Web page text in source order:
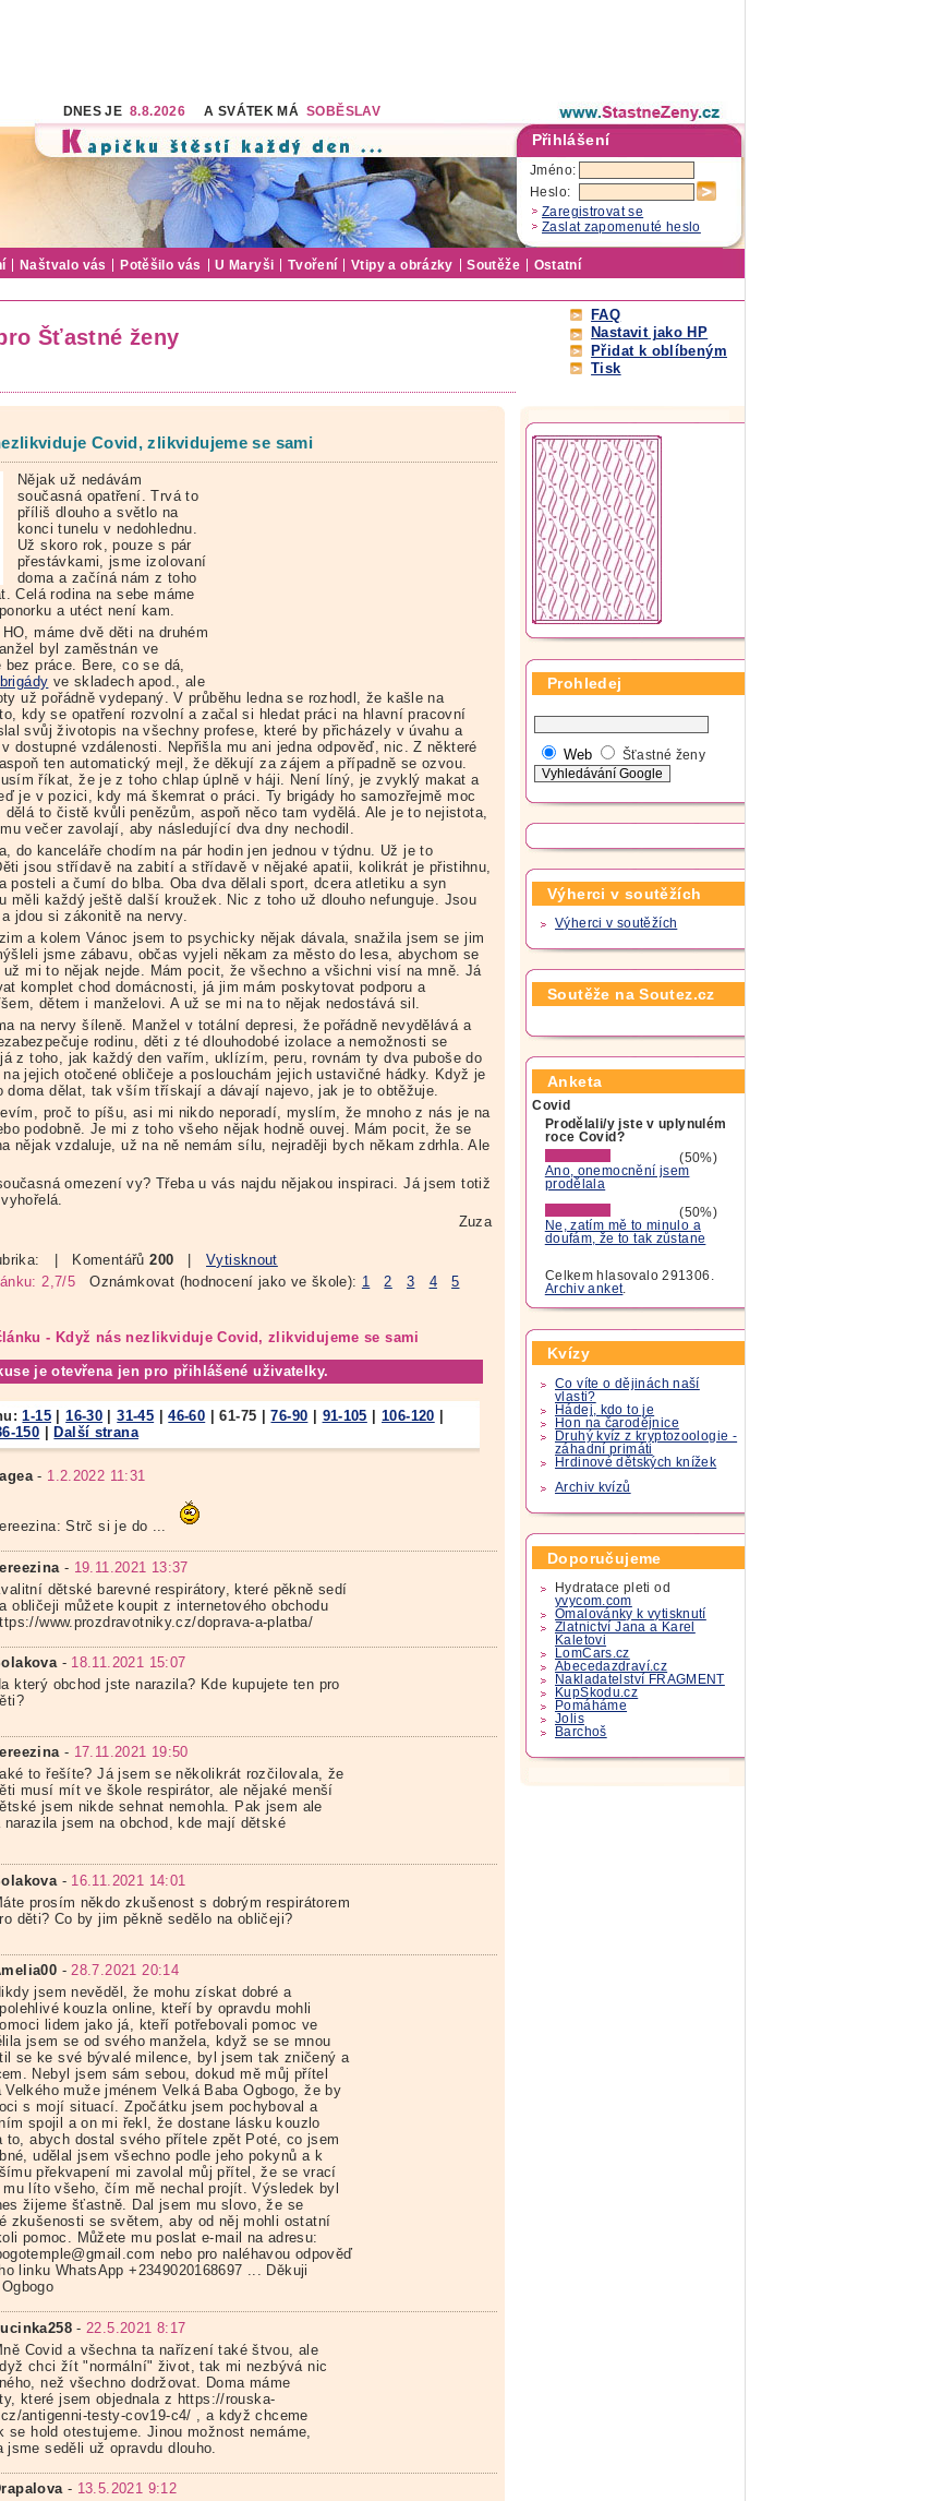
DNES JE 8.8.2026 A SVÁTEK MÁ SOBĚSLAV
Přihlášení
Jméno:
Heslo:
Zaregistrovat se
Zaslat zapomenuté heslo
Naštvalo vás Potěšilo vás U Maryši Tvoření Vtipy a obrázky Soutěže Ostatní
Šťastné ženy
FAQ
Nastavit jako HP
Přidat k oblíbeným
Tisk
Covid, zlikvidujeme se sami
Nějak už nedávám
současná opatření. Trvá to
příliš dlouho a světlo na
konci tunelu v nedohlednu.
Už skoro rok, pouze s pár
přestávkami, jsme izolovaní
doma a začíná nám z toho
Celá rodina na sebe máme
a utéct není kam.
máme dvě děti na druhém
byl zaměstnán ve
práce. Bere, co se dá,
brigády ve skladech apod., ale
už pořádně vydepaný. V průběhu ledna se rozhodl, že kašle na
kdy se opatření rozvolní a začal si hledat práci na hlavní pracovní
svůj životopis na všechny profese, které by přicházely v úvahu a
dostupné vzdálenosti. Nepřišla mu ani jedna odpověď, nic. Z některé
ten automatický mejl, že děkují za zájem a případně se ozvou.
říkat, že je z toho chlap úplně v háji. Není líný, je zvyklý makat a
je v pozici, kdy má škemrat o práci. Ty brigády ho samozřejmě moc
dělá to čistě kvůli penězům, aspoň něco tam vydělá. Ale je to nejistota,
večer zavolají, aby následující dva dny nechodil.
do kanceláře chodím na pár hodin jen jednou v týdnu. Už je to
jsou střídavě na zabití a střídavě v nějaké apatii, kolikrát je přistihnu,
posteli a čumí do blba. Oba dva dělali sport, dcera atletiku a syn
měli každý ještě další kroužek. Nic z toho už dlouho nefunguje. Jsou
jdou si zákonitě na nervy.
a kolem Vánoc jsem to psychicky nějak dávala, snažila jsem se jim
jsme zábavu, občas vyjeli někam za město do lesa, abychom se
mi to nějak nejde. Mám pocit, že všechno a všichni visí na mně. Já
komplet chod domácnosti, já jim mám poskytovat podporu a
dětem i manželovi. A už se mi na to nějak nedostává sil.
na nervy šíleně. Manžel v totální depresi, že pořádně nevydělává a
rodinu, děti z té dlouhodobé izolace a nemožnosti se
z toho, jak každý den vařím, uklízím, peru, rovnám ty dva puboše do
na jejich otočené obličeje a poslouchám jejich ustavičné hádky. Když je
doma dělat, tak vším třískají a dávají najevo, jak je to obtěžuje.
proč to píšu, asi mi nikdo neporadí, myslím, že mnoho z nás je na
podobně. Je mi z toho všeho nějak hodně ouvej. Mám pocit, že se
nějak vzdaluje, už na ně nemám sílu, nejraději bych někam zdrhla. Ale
omezení vy? Třeba u vás najdu nějakou inspiraci. Já jsem totiž
Zuza
| Komentářů200
Vytisknout
2,7/5 Oznámkovat (hodnocení jako ve škole): 1 2 3 4 5
- Když nás nezlikviduje Covid, zlikvidujeme se sami
je otevřena jen pro přihlášené uživatelky.
1-15 |16-30 |31-45 |46-60 |61-75 |76-90 | 91-105 |106-120 |
150 |Další strana
- 1.2.2022 11:31
Strč si je do ...
- 19.11.2021 13:37
dětské barevné respirátory, které pěkně sedí
obličeji můžete koupit z internetového obchodu
www.prozdravotniky.cz/doprava-a-platba/
- 18.11.2021 15:07
který obchod jste narazila? Kde kupujete ten pro
- 17.11.2021 19:50
to řešíte? Já jsem se několikrát rozčilovala, že
musí mít ve škole respirátor, ale nějaké menší
jsem nikde sehnat nemohla. Pak jsem ale
jsem na obchod, kde mají dětské
- 16.11.2021 14:01
prosím někdo zkušenost s dobrým respirátorem
děti? Co by jim pěkně sedělo na obličeji?
-28.7.2021 20:14
jsem nevěděl, že mohu získat dobré a
kouzla online, kteří by opravdu mohli
lidem jako já, kteří potřebovali pomoc ve
jsem se od svého manžela, když se se mnou
se ke své bývalé milence, byl jsem tak zničený a
Nebyl jsem sám sebou, dokud mě můj přítel
Velkého muže jménem Velká Baba Ogbogo, že by
s mojí situací. Zpočátku jsem pochyboval a
spojil a on mi řekl, že dostane lásku kouzlo
to, abych dostal svého přítele zpět Poté, co jsem
udělal jsem všechno podle jeho pokynů a k
překvapení mi zavolal můj přítel, že se vrací
líto všeho, čím mě nechal projít. Výsledek byl
žijeme šťastně. Dal jsem mu slovo, že se
zkušenosti se světem, aby od něj mohli ostatní
pomoc. Můžete mu poslat e-mail na adresu:
nebo pro naléhavou odpověď
linku WhatsApp +2349020168697 ... Děkuji
- 22.5.2021 8:17
Covid a všechna ta nařízení také štvou, ale
chci žít "normální" život, tak mi nezbývá nic
než všechno dodržovat. Doma máme
které jsem objednala z https://rouska-
antigenni-testy-cov19-c4/ , a když chceme
se hold otestujeme. Jinou možnost nemáme,
jsme seděli už opravdu dlouho.
- 13.5.2021 9:12
Prohledej
Web Šťastné ženy
Výherci v soutěžích
Výherci v soutěžích
Soutěže na Soutez.cz
Anketa
Covid
Prodělali/y jste v uplynulém
roce Covid?
(50%)
Ano, onemocnění jsem
prodělala
(50%)
Ne, zatím mě to minulo a
doufám, že to tak zůstane
Celkem hlasovalo 291306.
Archiv anket.
Kvízy
Co víte o dějinách naší
vlasti?
Hádej, kdo to je
Hon na čarodějnice
Druhý kvíz z kryptozoologie -
záhadní primáti
Hrdinové dětských knížek
Archiv kvízů
Doporučujeme
Hydratace pleti od
yvycom.com
Omalovánky k vytisknutí
Zlatnictví Jana a Karel
Kaletovi
LomCars.cz
Abecedazdraví.cz
Nakladatelství FRAGMENT
KupSkodu.cz
Pomáháme
Jolis
Barchoš